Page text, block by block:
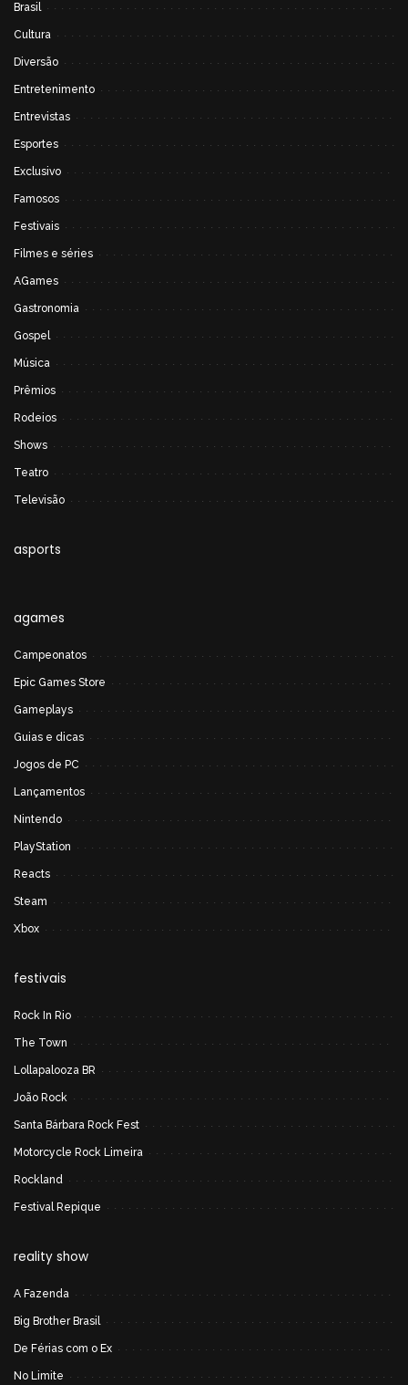
Brasil
Cultura
Diversão
Entretenimento
Entrevistas
Esportes
Exclusivo
Famosos
Festivais
Filmes e séries
AGames
Gastronomia
Gospel
Música
Prêmios
Rodeios
Shows
Teatro
Televisão
asports
agames
Campeonatos
Epic Games Store
Gameplays
Guias e dicas
Jogos de PC
Lançamentos
Nintendo
PlayStation
Reacts
Steam
Xbox
festivais
Rock In Rio
The Town
Lollapalooza BR
João Rock
Santa Bárbara Rock Fest
Motorcycle Rock Limeira
Rockland
Festival Repique
reality show
A Fazenda
Big Brother Brasil
De Férias com o Ex
No Limite